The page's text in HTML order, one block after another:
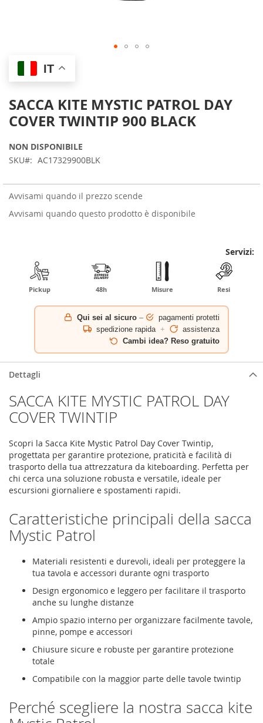
IT
SACCA KITE MYSTIC PATROL DAY
COVER TWINTIP 900 BLACK
NON DISPONIBILE
SKU
AC17329900BLK
Avvisami quando il prezzo scende
Avvisami quando questo prodotto è disponibile
Servizi:
Pickup 48h Misure Resi
Qui sei al sicuro –
pagamenti protetti
spedizione rapida +
assistenza
Cambi idea? Reso gratuito
Skip
the
of
the
gallery
Dettagli
SACCA KITE MYSTIC PATROL DAY
COVER TWINTIP
Scopri la Sacca Kite Mystic Patrol Day Cover Twintip,
progettata per garantire protezione, praticità e facilità di
trasporto della tua attrezzatura da kiteboarding. Perfetta per
chi cerca una soluzione robusta e versatile, ideale per
escursioni giornaliere e spostamenti rapidi.
Caratteristiche principali della sacca
Mystic Patrol
Materiali resistenti e durevoli, ideali per proteggere la
tua tavola e accessori durante ogni trasporto
Design ergonomico e leggero per facilitare il trasporto
anche su lunghe distanze
Ampio spazio interno per organizzare facilmente tavole,
pinne, pompe e accessori
Chiusure sicure e robuste per garantire protezione
totale
Compatibile con la maggior parte delle tavole twintip
Perché scegliere la nostra sacca kite